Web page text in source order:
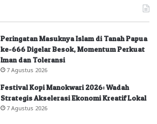
Peringatan Masuknya Islam di Tanah Papua
ke-666 Digelar Besok, Momentum Perkuat
Iman dan Toleransi
7 Agustus 2026
Festival Kopi Manokwari 2026: Wadah
Strategis Akselerasi Ekonomi Kreatif Lokal
7 Agustus 2026